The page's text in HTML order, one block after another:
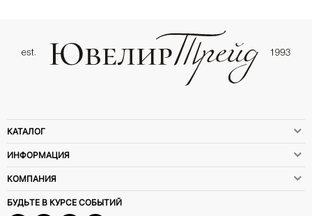
КАТАЛОГ
ИНФОРМАЦИЯ
КОМПАНИЯ
БУДЬТЕ В КУРСЕ СОБЫТИЙ